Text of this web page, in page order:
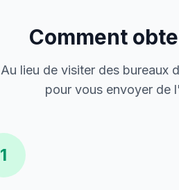
Comment
Au lieu de visiter des bureaux
pour vous envoyer de
1